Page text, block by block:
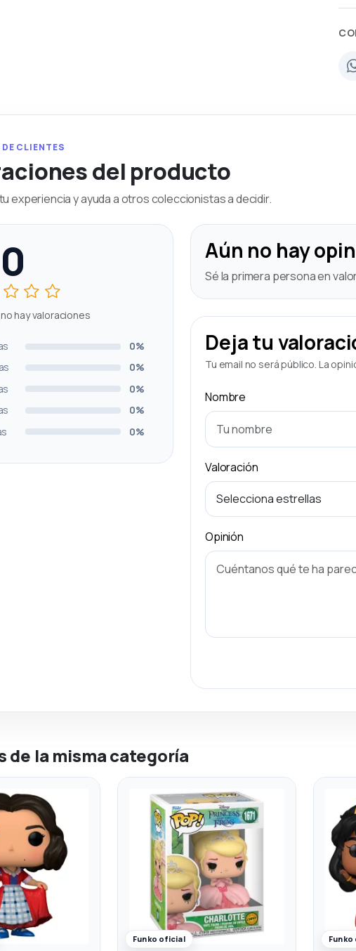
CLIENTES
del producto
experiencia y ayuda a otros coleccionistas a decidir.
hay valoraciones
0%
0%
0%
0%
0%
Aún no hay
Sé la primera persona en
Deja tu
Tu email no será público. La
Nombre
Valoración
Opinión
de la misma categoría
Funko oficial